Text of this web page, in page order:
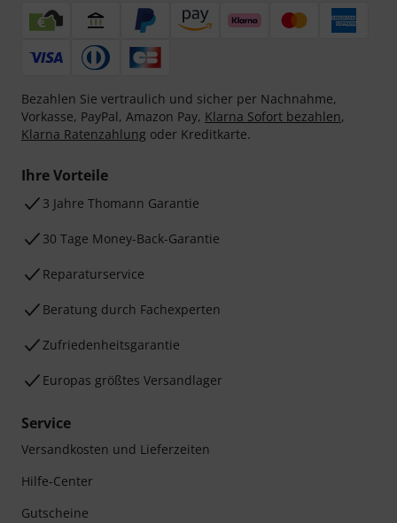
Bezahlen Sie vertraulich und sicher per Nachnahme,
Vorkasse, PayPal, Amazon Pay, Klarna Sofort bezahlen,
Klarna Ratenzahlung oder Kreditkarte.
Ihre Vorteile
3 Jahre Thomann Garantie
30 Tage Money-Back-Garantie
Reparaturservice
Beratung durch Fachexperten
Zufriedenheitsgarantie
Europas größtes Versandlager
Service
Versandkosten und Lieferzeiten
Hilfe-Center
Gutscheine